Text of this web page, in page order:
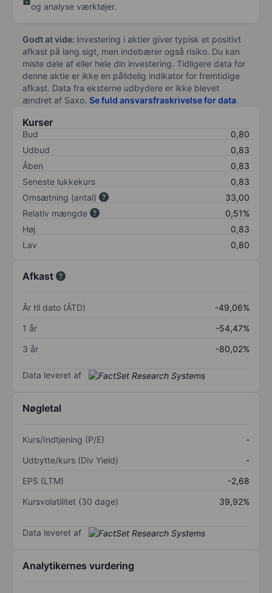
og analyse værktøjer.
Godt at vide: Investering i aktier giver typisk et positivt
afkast på lang sigt, men indebærer også risiko. Du kan
miste dele af eller hele din investering. Tidligere data for
denne aktie er ikke en pålidelig indikator for fremtidige
afkast. Data fra eksterne udbydere er ikke blevet
ændret af Saxo. Se fuld ansvarsfraskrivelse for data.
Kurser
Bud
0,80
Udbud
0,83
Åben
0,83
Seneste lukkekurs
0,83
Omsætning (antal)
33,00
Relativ mængde
0,51%
Høj
0,83
Lav
0,80
Afkast
År til dato (ÅTD)
-49,06%
1 år
-54,47%
3 år
-80,02%
Data leveret af
Nøgletal
Kurs/Indtjening (P/E)
-
Udbytte/kurs (Div Yield)
-
EPS (LTM)
-2,68
Kursvolatilitet (30 dage)
39,92%
Data leveret af
Analytikernes vurdering